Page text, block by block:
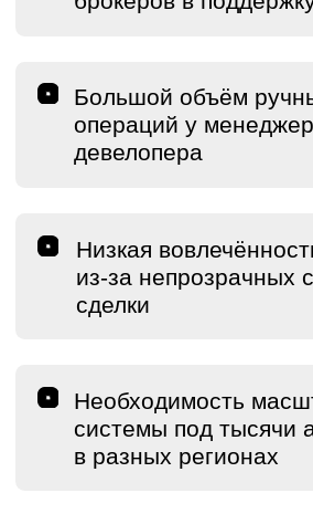
РЕШЕНИЕ
команда, которая должна не просто
«добавить уведомления», а построить
контур коммуникаций, выдерживающий
тысячи агентов и множество сделок
ЕДИНАЯ СИСТЕМА
УВЕДОМЛЕНИЙ
В ЛИЧНОМ КАБИНЕТЕ